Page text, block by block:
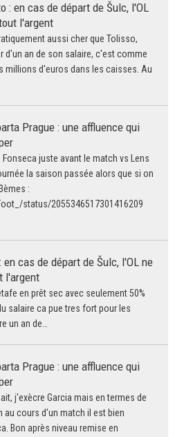
: en cas de départ de Šulc, l'OL
l'argent
aussi cher que Tolisso,
d'un an de son salaire, c'est comme
millions d'euros dans les caisses. Au
Prague : une affluence qui
Fonseca juste avant le match vs Lens
la saison passée alors que si on
:
status/2055346517301416209
en cas de départ de Šulc, l'OL ne
l'argent
en prêt sec avec seulement 50%
salaire ca pue tres fort pour les
un an de…
Prague : une affluence qui
j'exècre Garcia mais en termes de
au cours d'un match il est bien
Bon après niveau remise en